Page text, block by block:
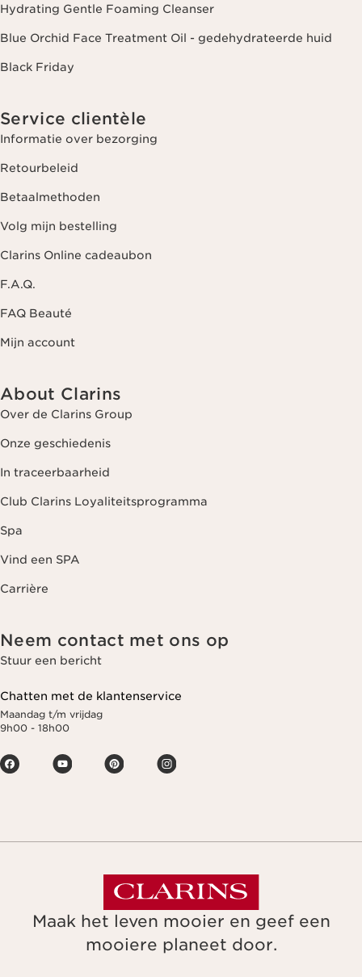
Hydrating Gentle Foaming Cleanser
Blue Orchid Face Treatment Oil - gedehydrateerde huid
Black Friday
Service clientèle
Informatie over bezorging
Retourbeleid
Betaalmethoden
Volg mijn bestelling
Clarins Online cadeaubon
F.A.Q.
FAQ Beauté
Mijn account
About Clarins
Over de Clarins Group
Onze geschiedenis
In traceerbaarheid
Club Clarins Loyaliteitsprogramma
Spa
Vind een SPA
Carrière
Neem contact met ons op
Stuur een bericht
Chatten met de klantenservice
Maandag t/m vrijdag
9h00 - 18h00
Maak het leven mooier en geef een
mooiere planeet door.